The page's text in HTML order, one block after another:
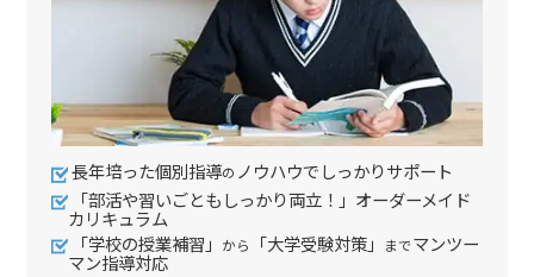
長年培った個別指導の ノウハウでしっかりサポート
「部活や習いごともしっかり両立！」オーダーメイド
カリキュラム
「学校の授業補習」
から 「大学受験対策」 までマンツー
マン指導対応